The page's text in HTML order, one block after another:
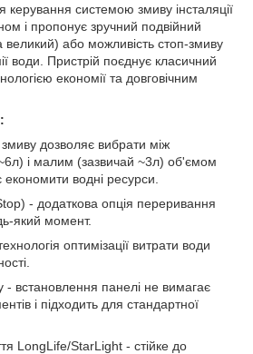
системою змиву інсталяції
і пропонує зручний подвійний
або можливість стоп-змиву
води. Пристрій поєднує класичний
економії та довговічним
дозволяє вибрати між
і малим (зазвичай ~3л) об'ємом
водні ресурси.
- додаткова опція переривання
який момент.
оптимізації витрати води
- встановлення панелі не вимагає
і підходить для стандартної
LongLife/StarLight - стійке до